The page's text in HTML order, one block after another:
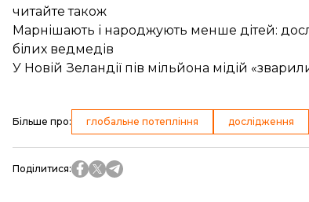
читайте також
Марнішають і народжують менше дітей:
білих ведмедів
У Новій Зеландії пів мільйона мідій
Більше про: глобальне потепління дослідження
Поділитися: